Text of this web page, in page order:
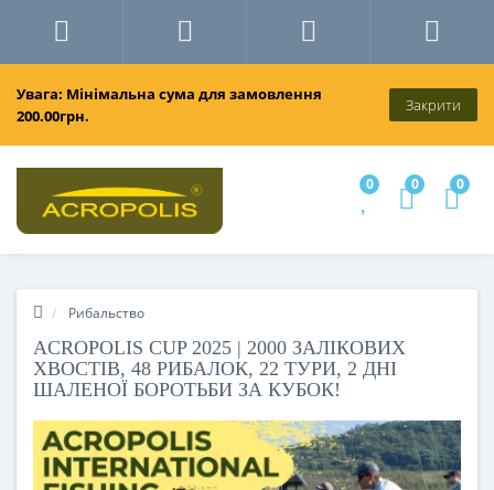
Увага: Мінімальна сума для замовлення
200.00грн.
Закрити
0 0 0
Рибальство
ACROPOLIS CUP 2025 | 2000 ЗАЛІКОВИХ
ХВОСТІВ, 48 РИБАЛОК, 22 ТУРИ, 2 ДНІ
ШАЛЕНОЇ БОРОТЬБИ ЗА КУБОК!